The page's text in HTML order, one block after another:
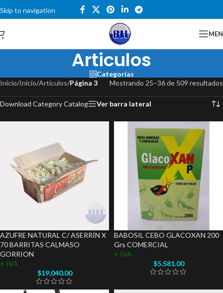
Skip to navigation
Skip to main content
Articulos
Categorías
Inicio/Inicio/Articulos/Página 3 Mostrando 25–36 de 509 resultados
Download Category Catalog Ver barra lateral
AZUFRE NATURAL C/ ASERRÍN X
70 BARRITAS CALMASO
GORRION
+ IVA
$19,040.00
BABOSIL CEBO GLACOXAN 200
Grs COMERCIAL
+ IVA
$5,581.00